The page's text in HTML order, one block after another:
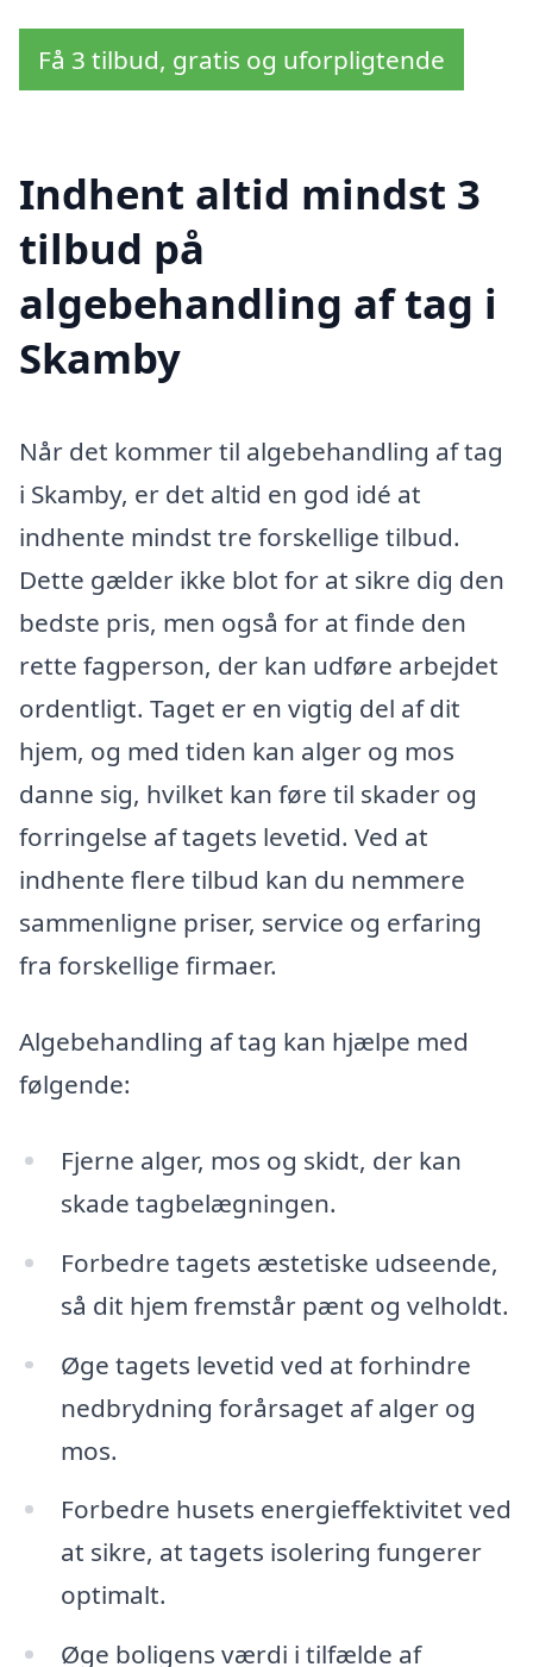
Få 3 tilbud, gratis og uforpligtende
Indhent altid mindst 3
tilbud på
algebehandling af tag i
Skamby
Når det kommer til algebehandling af tag
i Skamby, er det altid en god idé at
indhente mindst tre forskellige tilbud.
Dette gælder ikke blot for at sikre dig den
bedste pris, men også for at finde den
rette fagperson, der kan udføre arbejdet
ordentligt. Taget er en vigtig del af dit
hjem, og med tiden kan alger og mos
danne sig, hvilket kan føre til skader og
forringelse af tagets levetid. Ved at
indhente flere tilbud kan du nemmere
sammenligne priser, service og erfaring
fra forskellige firmaer.
Algebehandling af tag kan hjælpe med
følgende:
Fjerne alger, mos og skidt, der kan
skade tagbelægningen.
Forbedre tagets æstetiske udseende,
så dit hjem fremstår pænt og velholdt.
Øge tagets levetid ved at forhindre
nedbrydning forårsaget af alger og
mos.
Forbedre husets energieffektivitet ved
at sikre, at tagets isolering fungerer
optimalt.
Øge boligens værdi i tilfælde af